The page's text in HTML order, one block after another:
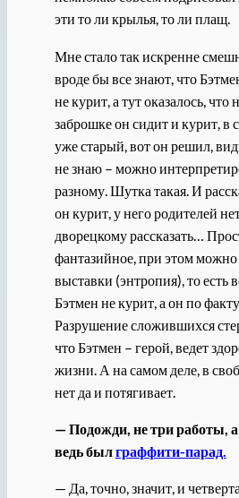
эти то ли крылья, то ли плащ.
Мне стало так искренне
вроде бы все знают, что
не курит, а тут оказалось, что
заброшке он сидит и курит, в
уже старый, вот он решил,
не знаю – можно
разному. Шутка такая. И
он курит, у него родителей
дворецкому рассказать…
фантазийное, при этом можно
выставки (энтропия), то есть
Бэтмен не курит, а он по
Разрушение сложившихся
что Бэтмен – герой, ведет
жизни. А на самом деле, в
нет да и потягивает.
— Подожди, не три работы,
ведь былграффити-парад.
— Да, точно, значит, и